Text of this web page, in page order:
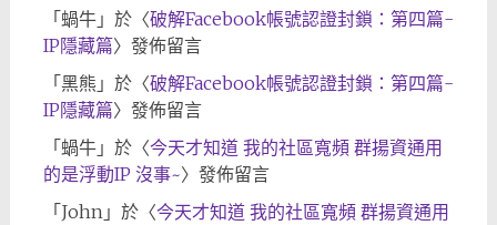
「蝸牛」於〈破解Facebook帳號認證封鎖：第四篇-
IP隱藏篇〉發佈留言
「黑熊 」於〈破解Facebook帳號認證封鎖：第四篇-
IP隱藏篇〉發佈留言
「蝸牛」於〈今天才知道 我的社區寬頻 群揚資通用
的是浮動IP 沒事~〉發佈留言
「John 」於〈今天才知道 我的社區寬頻 群揚資通用